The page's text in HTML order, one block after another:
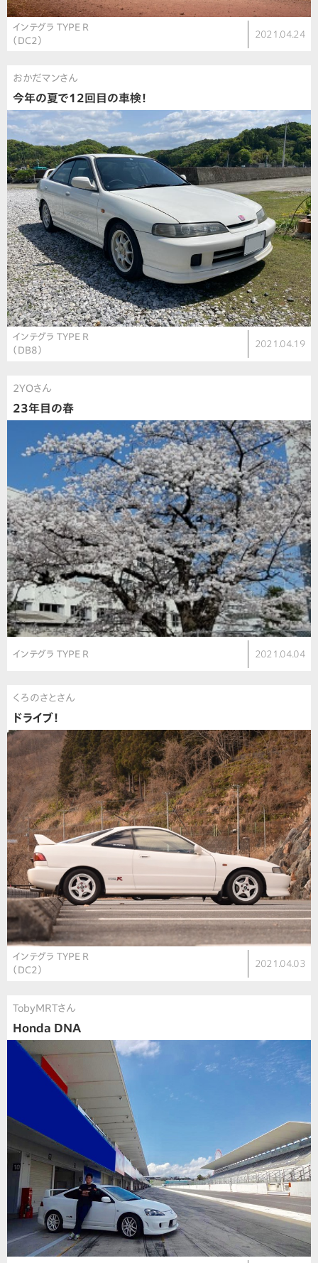
インテグラ TYPE R
（DC2）
2021.04.24
おかだマンさん
今年の夏で12回目の車検！
インテグラ TYPE R
（DB8）
2021.04.19
2YOさん
23年目の春
インテグラ TYPE R 2021.04.04
くろのさとさん
ドライブ！
インテグラ TYPE R
（DC2）
2021.04.03
TobyMRTさん
Honda DNA